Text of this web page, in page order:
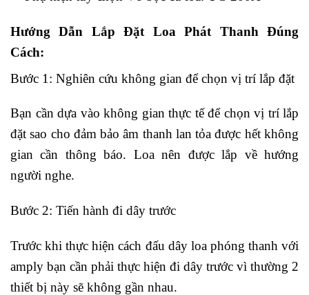
Hướng Dẫn Lắp Đặt Loa Phát Thanh Đúng
Cách:
Bước 1: Nghiên cứu không gian để chọn vị trí lắp đặt
Bạn cần dựa vào không gian thực tế để chọn vị trí lắp
đặt sao cho đảm bảo âm thanh lan tỏa được hết không
gian cần thông báo. Loa nên được lắp về hướng
người nghe.
Bước 2: Tiến hành đi dây trước
Trước khi thực hiện cách đấu dây loa phóng thanh với
amply bạn cần phải thực hiện đi dây trước vì thường 2
thiết bị này sẽ không gần nhau.